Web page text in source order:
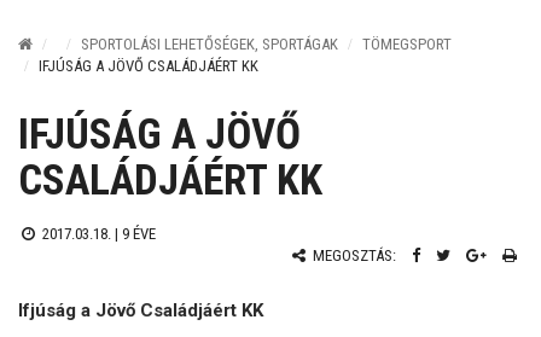
SPORTOLÁSI LEHETŐSÉGEK, SPORTÁGAK
TÖMEGSPORT
IFJÚSÁG A JÖVŐ CSALÁDJÁÉRT KK
IFJÚSÁG A JÖVŐ
CSALÁDJÁÉRT KK
2017.03.18. | 9 ÉVE
MEGOSZTÁS:
Ifjúság a Jövő Családjáért KK